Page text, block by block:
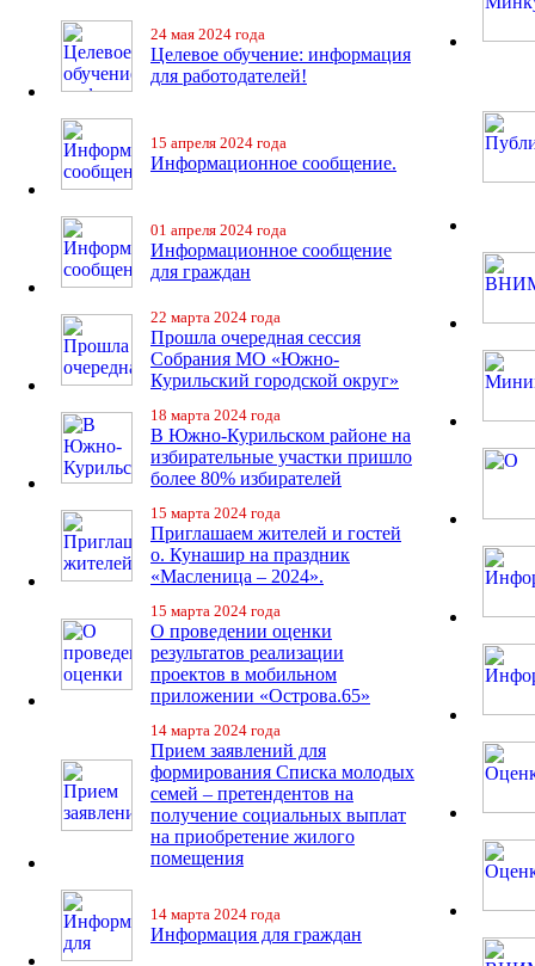
24 мая 2024 года
Целевое обучение: информация
для работодателей!
15 апреля 2024 года
Информационное сообщение.
01 апреля 2024 года
Информационное сообщение
для граждан
22 марта 2024 года
Прошла очередная сессия
Собрания МО «Южно-
Курильский городской округ»
18 марта 2024 года
В Южно-Курильском районе на
избирательные участки пришло
более 80% избирателей
15 марта 2024 года
Приглашаем жителей и гостей
о. Кунашир на праздник
«Масленица – 2024».
15 марта 2024 года
О проведении оценки
результатов реализации
проектов в мобильном
приложении «Острова.65»
14 марта 2024 года
Прием заявлений для
формирования Списка молодых
семей – претендентов на
получение социальных выплат
на приобретение жилого
помещения
14 марта 2024 года
Информация для граждан